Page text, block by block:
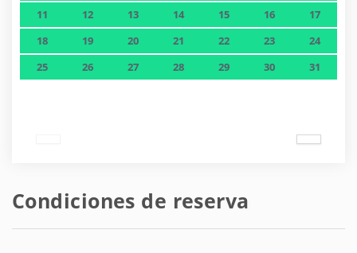
11
12 13 14 15 16
17
18
19 20 21 22 23
24
25
26 27 28 29 30 31
Condiciones de reserva